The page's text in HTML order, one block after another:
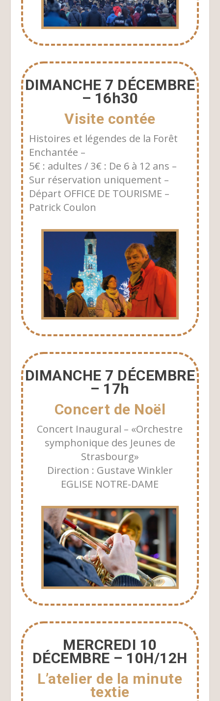
DIMANCHE 7 DÉCEMBRE
– 16h30
Visite contée
Histoires et légendes de la Forêt
Enchantée –
5€ : adultes / 3€ : De 6 à 12 ans –
Sur réservation uniquement –
Départ OFFICE DE TOURISME –
Patrick Coulon
DIMANCHE 7 DÉCEMBRE
– 17h
Concert de Noël
Concert Inaugural – «Orchestre
symphonique des Jeunes de
Strasbourg»
Direction : Gustave Winkler
EGLISE NOTRE-DAME
MERCREDI 10
DÉCEMBRE – 10H/12H
L’atelier de la minute
textie